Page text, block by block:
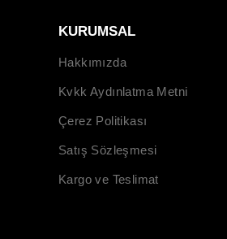
KURUMSAL
Hakkımızda
Kvkk Aydınlatma Metni
Çerez Politikası
Satış Sözleşmesi
Kargo ve Teslimat